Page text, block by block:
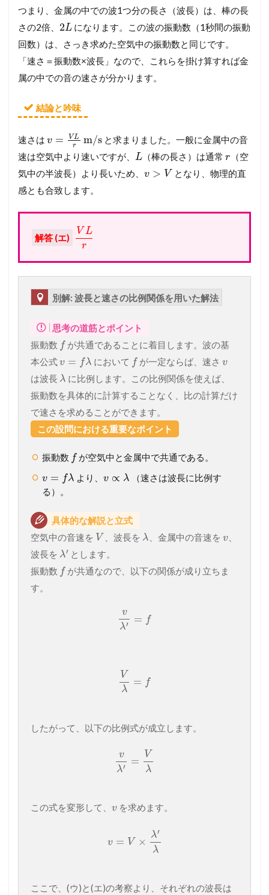
つまり、金属の中での波1つ分の長さ（波長）は、棒の長
さの2倍、 2L になります。この波の振動数（1秒間の振動
回数）は、さっき求めた空気中の振動数と同じです。
「速さ＝振動数×波長」なので、これらを掛け算すれば金
属の中での音の速さが分かります。
結論と吟味
速さは v = VL
r
m/s と求まりました。一般に金属中の音
速は空気中より速いですが、 L （棒の長さ）は通常 r （空
気中の半波長）より長いため、 v > V となり、物理的直
感とも合致します。
解答 (エ)
V L
r
別解: 波長と速さの比例関係を用いた解法
思考の道筋とポイント
振動数 f が共通であることに着目します。波の基
本公式v = fλ において f が一定ならば、速さv
は波長 λ に比例します。この比例関係を使えば、
振動数を具体的に計算することなく、比の計算だけ
で速さを求めることができます。
この設問における重要なポイント
振動数 fが空気中と金属中で共通である。
v = fλ より、 v ∝ λ （速さは波長に比例す
る）。
具体的な解説と立式
空気中の音速を V 、波長を λ 、金属中の音速を v
波長を λ′ とします。
振動数 f が共通なので、以下の関係が成り立ちま
す。
v
λ′ = f
V
λ
= f
したがって、以下の比例式が成立します。
v
λ′ =
V
λ
この式を変形して、 v を求めます。
v = V ×
λ′
λ
ここで、(ウ)と(エ)の考察より、それぞれの波長は